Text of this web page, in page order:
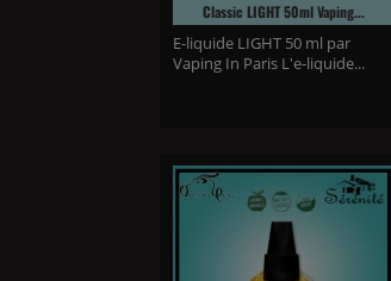
Classic LIGHT 50ml Vaping...
E-liquide LIGHT 50 ml par
Vaping In Paris L'e-liquide...